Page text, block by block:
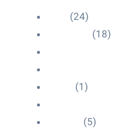
(24)
(18)
(1)
(5)